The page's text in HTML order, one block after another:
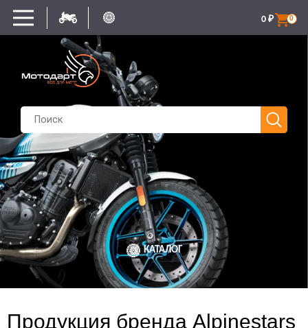
0
0 ₽
КАТАЛОГ
Продукция бренда Alpinestars